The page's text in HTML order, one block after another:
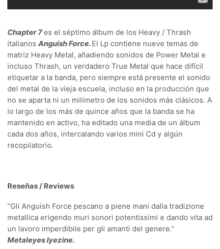
Chapter 7es el séptimo álbum de los Heavy / Thrash
italianos Anguish Force. El Lp contiene nueve temas de
matriz Heavy Metal, añadiendo sonidos de Power Metal e
incluso Thrash, un verdadero True Metal que hace difícil
etiquetar a la banda, pero siempre está presente el sonido
del metal de la vieja escuela, incluso en la producción que
no se aparta ni un milímetro de los sonidos más clásicos. A
lo largo de los más de quince años que la banda se ha
mantenido en activo, ha editado una media de un álbum
cada dos años, intercalando varios mini Cd y algún
recopilatorio.
Reseñas / Reviews
“Gli Anguish Force pescano a piene mani dalla tradizione
metallica erigendo muri sonori potentissimi e dando vita ad
un lavoro imperdibile per gli amanti del genere.”
Metaleyes Iyezine.